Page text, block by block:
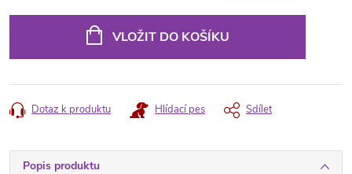
VLOŽIT DO KOŠÍKU
Dotaz k produktu Hlídací pes Sdílet
Popis produktu